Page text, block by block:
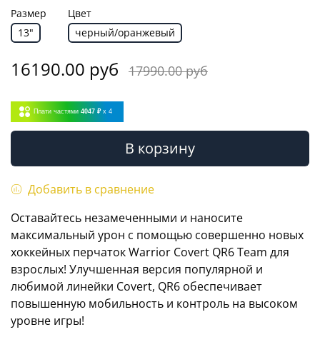
Размер
13"
Цвет
черный/оранжевый
16190.00 руб 17990.00 руб
Плати частями 4047 ₽ x 4
В корзину
Добавить в сравнение
Оставайтесь незамеченными и наносите
максимальный урон с помощью совершенно новых
хоккейных перчаток Warrior Covert QR6 Team для
взрослых! Улучшенная версия популярной и
любимой линейки Covert, QR6 обеспечивает
повышенную мобильность и контроль на высоком
уровне игры!